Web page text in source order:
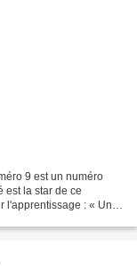
9 est un numéro
est la star de ce
l'apprentissage : « Un